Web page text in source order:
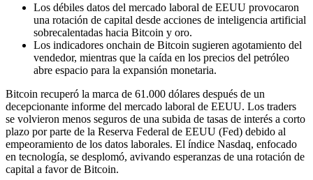
Los débiles datos del mercado laboral de EEUU provocaron
una rotación de capital desde acciones de inteligencia artificial
sobrecalentadas hacia Bitcoin y oro.
Los indicadores onchain de Bitcoin sugieren agotamiento del
vendedor, mientras que la caída en los precios del petróleo
abre espacio para la expansión monetaria.
Bitcoin recuperó la marca de 61.000 dólares después de un
decepcionante informe del mercado laboral de EEUU. Los traders
se volvieron menos seguros de una subida de tasas de interés a corto
plazo por parte de la Reserva Federal de EEUU (Fed) debido al
empeoramiento de los datos laborales. El índice Nasdaq, enfocado
en tecnología, se desplomó, avivando esperanzas de una rotación de
capital a favor de Bitcoin.